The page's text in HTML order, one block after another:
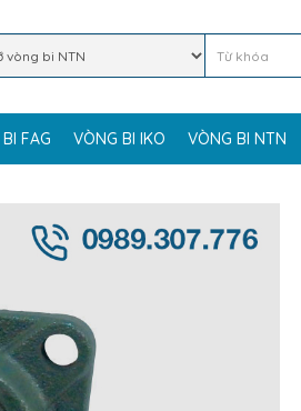
FAG VÒNG BI IKO VÒNG BI NTN